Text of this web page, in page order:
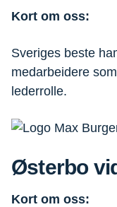
Kort om oss:
Sveriges beste
medarbeidere
lederrolle.
Østerbo
Kort om oss: